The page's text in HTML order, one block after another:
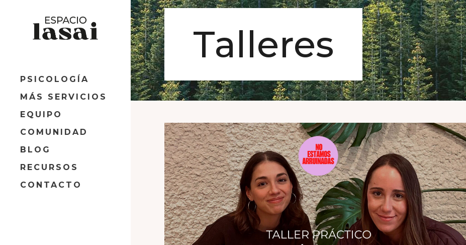
PSICOLOGÍA
MÁS SERVICIOS
EQUIPO
COMUNIDAD
BLOG
RECURSOS
CONTACTO
Talleres